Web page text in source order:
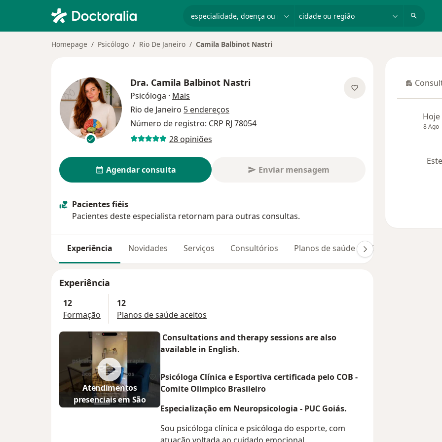
Homepage Psicólogo Rio De Janeiro Camila Balbinot Nastri
Dra. Camila Balbinot Nastri
Psicóloga · Mais
Rio de Janeiro 5 endereços
Número de registro: CRP RJ 78054
28 opiniões
Agendar consulta Enviar mensagem
Pacientes fiéis
Pacientes deste especialista retornam para outras consultas.
Experiência Novidades Serviços Consultórios Planos de saúde Opiniões (28)
Experiência
12
Formação
12
Planos de saúde aceitos
Atendimentos
presenciais em São
Consultations and therapy sessions are also
available in English.
Psicóloga Clínica e Esportiva certificada pelo COB -
Comite Olimpico Brasileiro
Especialização em Neuropsicologia - PUC Goiás.
Sou psicóloga clínica e psicóloga do esporte, com
Hoje
8 Ago